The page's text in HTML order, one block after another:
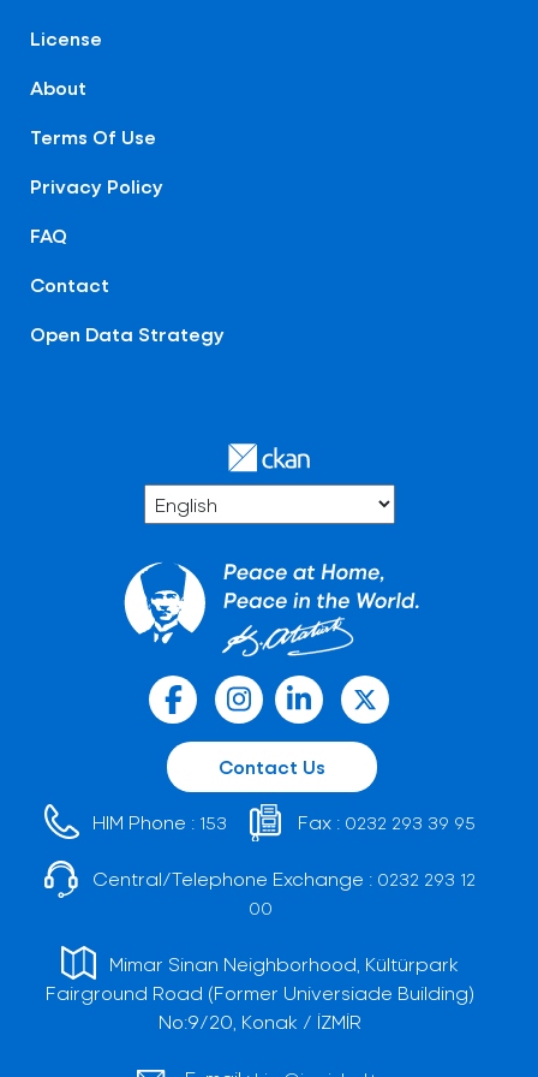
License
About
Terms Of Use
Privacy Policy
FAQ
Contact
Open Data Strategy
Contact Us
HIM Phone : 153 Fax : 0232 293 39 95
Central/Telephone Exchange : 0232 293 12
00
Mimar Sinan Neighborhood, Kültürpark
Fairground Road (Former Universiade Building)
No:9/20, Konak / İZMİR